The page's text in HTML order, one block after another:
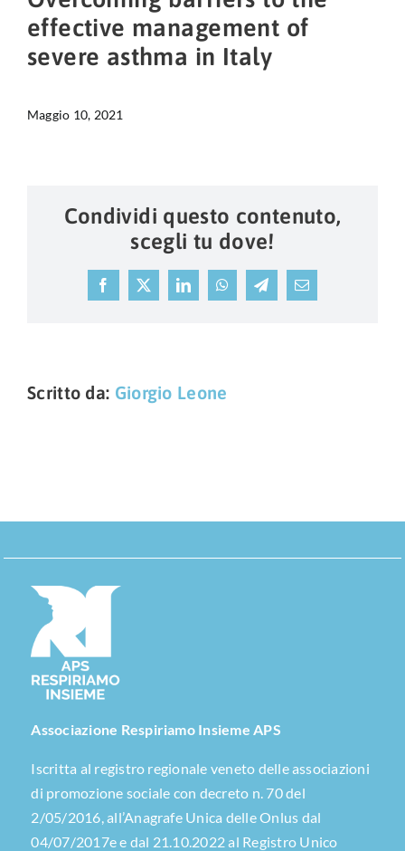
effective management of
severe asthma in Italy
Maggio 10, 2021
Condividi questo contenuto,
scegli tu dove!
Facebook
X LinkedInWhatsAppTelegramEmail
Scritto da: Giorgio Leone
Associazione Respiriamo Insieme APS
Iscritta al registro regionale veneto delle associazioni
di promozione sociale con decreto n. 70 del
2/05/2016, all’Anagrafe Unica delle Onlus dal
04/07/2017e e dal 21.10.2022 al Registro Unico